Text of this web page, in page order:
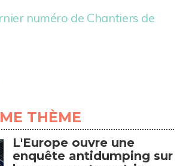
numéro de Chantiers de
THÈME
L'Europe ouvre une
enquête antidumping sur